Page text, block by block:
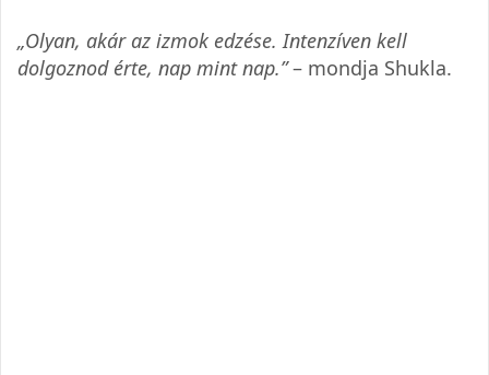
„Olyan, akár az izmok edzése. Intenzíven kell
dolgoznod érte, nap mint nap.”– mondja Shukla.